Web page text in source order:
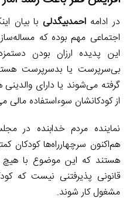
در ادامهاحمدبیگدلی با بیان
اجتماعی مهم بوده که
این پدیده ارزان بودن
بی‌سرپرست یا بدسرپرست
گرفته می‌شوند یا دارای
از کودکانشان سوءاستفاده مالی
نماینده مردم خدابنده در
هستند که این موضوع با
قانونی پذیرفتنی نیست که
مشغول کار شوند.